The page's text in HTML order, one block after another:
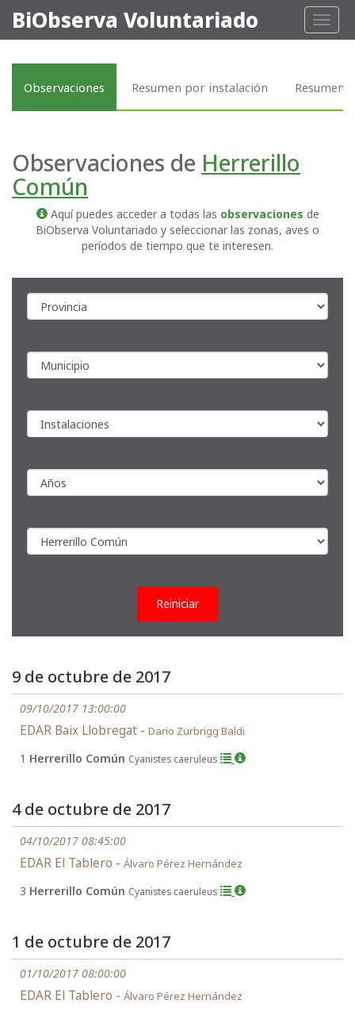
Toggle
BiObserva Voluntariado
Observaciones Resumen por instalación Resumen
Observaciones de Herrerillo
Común
Aquí puedes acceder a todas las observaciones de
BiObserva Voluntariado y seleccionar las zonas, aves o
períodos de tiempo que te interesen.
Reiniciar
9 de octubre de 2017
09/10/2017 13:00:00
EDAR Baix Llobregat - Dario Zurbrigg Baldi
1 Herrerillo Común Cyanistes caeruleus
4 de octubre de 2017
04/10/2017 08:45:00
EDAR El Tablero - Álvaro Pérez Hernández
3 Herrerillo Común Cyanistes caeruleus
1 de octubre de 2017
01/10/2017 08:00:00
EDAR El Tablero - Álvaro Pérez Hernández